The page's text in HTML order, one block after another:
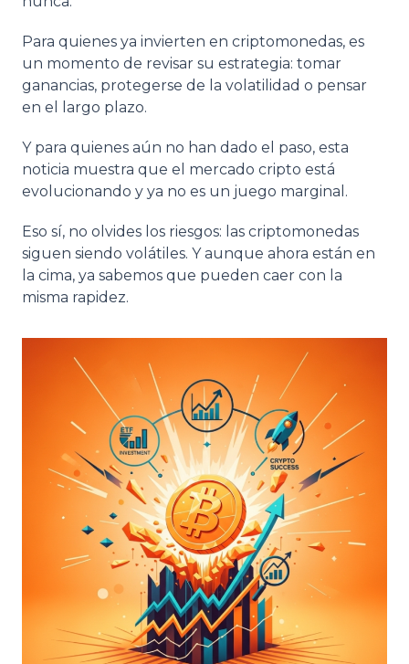
Para quienes ya invierten en criptomonedas, es
un momento de revisar su estrategia: tomar
ganancias, protegerse de la volatilidad o pensar
en el largo plazo.
Y para quienes aún no han dado el paso, esta
noticia muestra que el mercado cripto está
evolucionando y ya no es un juego marginal.
Eso sí, no olvides los riesgos: las criptomonedas
siguen siendo volátiles. Y aunque ahora están en
la cima, ya sabemos que pueden caer con la
misma rapidez.